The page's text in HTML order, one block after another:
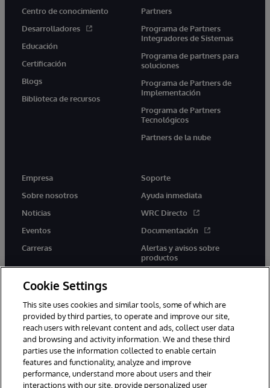
Centro de conocimiento
Desarrolladores
Educación
Certificación
Blogs
Biblioteca de recursos
Partners
Programa de Partners
Integradores de Sistemas
Programa de partners para
soluciones
Programa de Partners de
Implementación
Programa de Partners
Tecnológicos
Partners de la nube
Empresa
Sobre nosotros
Noticias
Eventos
Carreras
Soporte
Ayuda inmediata
WRC Directo
Documentación
Alertas y avisos sobre
productos
twitter youtubefacebooklinkedin
1996-2026 InterSystems Corporation, Boston, MA. Todos los
derechos reservados.
Cookie Settings
This site uses cookies and similar tools, some of which are
provided by third parties, to operate and improve our site,
reach users with relevant content and ads, collect user data
and browsing and activity information. We and these third
parties use the information collected to enable certain
features and functionality, analyze and improve
performance, understand more about users and their
interactions with our site, provide personalized user